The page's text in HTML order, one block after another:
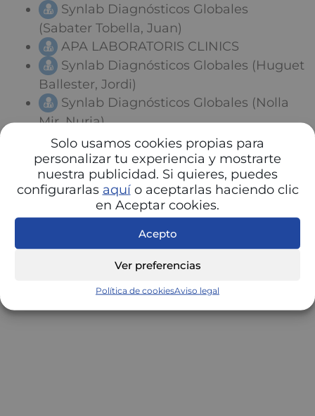
Solo usamos cookies propias para
personalizar tu experiencia y mostrarte
nuestra publicidad. Si quieres, puedes
configurarlas aquío aceptarlas haciendo clic
en Aceptar cookies.
Acepto
Ver preferencias
Política de cookiesAviso legal
Synlab Diagnósticos Globales
(Sabater Tobella, Juan)
APA LABORATORIS CLINICS
Synlab Diagnósticos Globales (Huguet
Ballester, Jordi)
Synlab Diagnósticos Globales (Nolla
Mir, Nuria)
Synlab Diagnósticos Globales